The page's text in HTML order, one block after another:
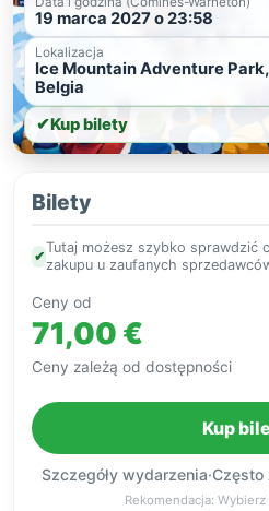
19 marca 2027 o 23:58
Lokalizacja
Ice Mountain Adventure
Belgia
✔Kup bilety
Bilety
✔
Tutaj możesz szybko sprawdzić
zakupu u zaufanych
Ceny od
71,00 €
Ceny zależą od dostępności
Kup
Szczegóły wydarzenia·Często
Rekomendacja: